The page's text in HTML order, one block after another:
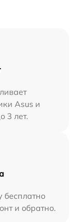
Asus и
3 лет.
и обратно.